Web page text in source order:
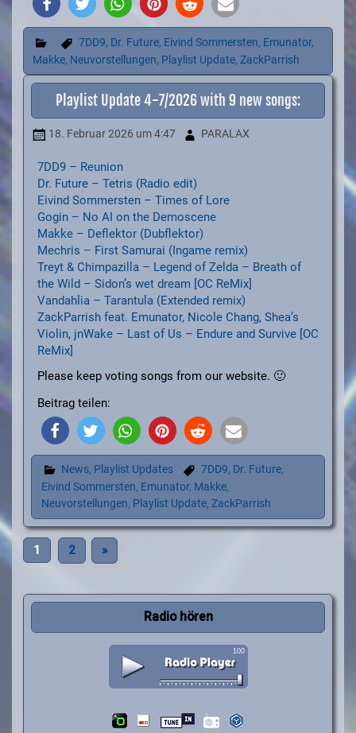
7DD9, Dr. Future, Eivind Sommersten, Emunator,
Makke, Neuvorstellungen, Playlist Update,ZackParrish
Playlist Update 4-7/2026 with 9 new songs:
18. Februar 2026 um 4:47 PARALAX
7DD9 – Reunion
Dr. Future – Tetris (Radio edit)
Eivind Sommersten – Times of Lore
Gogin – No AI on the Demoscene
Makke – Deflektor (Dubflektor)
Mechris – First Samurai (Ingame remix)
Treyt & Chimpazilla – Legend of Zelda – Breath of
the Wild – Sidon’s wet dream [OC ReMix]
Vandahlia – Tarantula (Extended remix)
ZackParrish feat. Emunator, Nicole Chang, Shea’s
Violin, jnWake – Last of Us – Endure and Survive [OC
ReMix]
Please keep voting songs from our website. 🙂
Beitrag teilen:
News, Playlist Updates 7DD9, Dr. Future,
Eivind Sommersten, Emunator, Makke,
Neuvorstellungen, Playlist Update, ZackParrish
1 2 »
Radio hören